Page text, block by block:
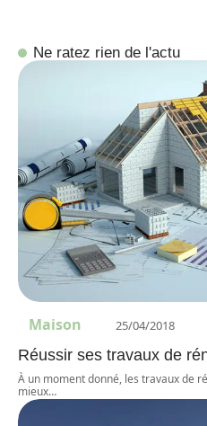
Ne ratez rien de l'actu
Maison 25/04/2018
Réussir ses travaux de
À un moment donné, les travaux de
mieux…